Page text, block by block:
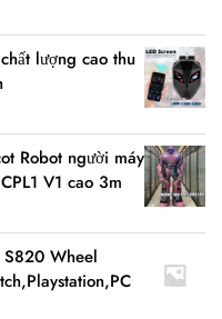
₫.
lượng cao thu
₫.
Robot người máy
V1 cao 3m
₫.
Wheel